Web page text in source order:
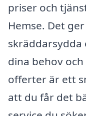
priser och
Hemse. Det
dina behov
offerter är ett
att du får det